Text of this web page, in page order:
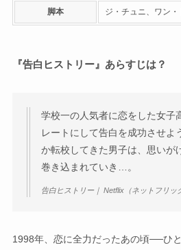
脚本 ジ・チュニ、ワン・
『告白ヒストリー』あらすじは？
学校一の人気者に恋をした女子
レートにして告白を成功させよ
か転校してきた男子は、思いが
巻き込まれていき…。
告白ヒストリー｜ Netflix（ネットフリッ
1998年、恋に全力だったあの頃──ひ